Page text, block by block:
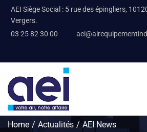
AEI Siège Social : 5 rue des épingliers,
Vergers.
03 25 82 30 00
Home Actualités
AEI News